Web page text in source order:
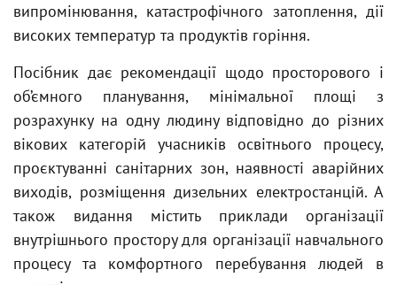
випромінювання, катастрофічного затоплення, дії
високих температур та продуктів горіння.
Посібник дає рекомендації щодо просторового і
об’ємного планування, мінімальної площі з
розрахунку на одну людину відповідно до різних
вікових категорій учасників освітнього процесу,
проєктуванні санітарних зон, наявності аварійних
виходів, розміщення дизельних електростанцій. А
також видання містить приклади організації
внутрішнього простору для організації навчального
процесу та комфортного перебування людей в